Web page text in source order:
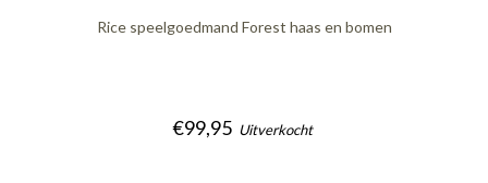
Rice speelgoedmand Forest haas en bomen
€99,95 Uitverkocht